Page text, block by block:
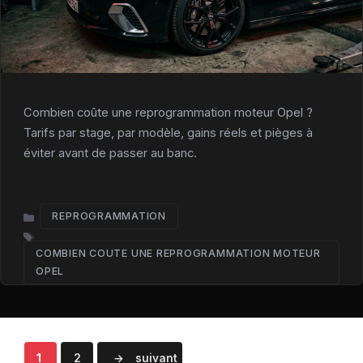
Combien coûte une reprogrammation moteur Opel ?
Tarifs par stage, par modèle, gains réels et pièges à
éviter avant de passer au banc.
CATÉGORIES
REPROGRAMMATION
COMBIEN COUTE UNE REPROGRAMMATION MOTEUR
OPEL​
Page
1 Page
2 → suivant